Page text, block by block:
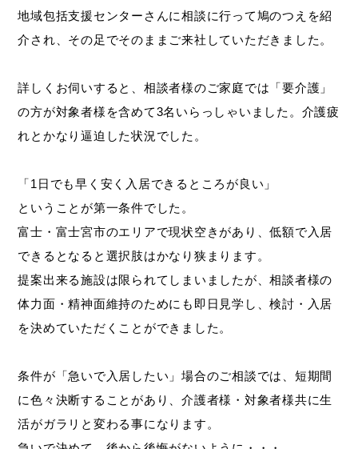
地域包括支援センターさんに相談に行って鳩のつえを紹
介され、その足でそのままご来社していただきました。
詳しくお伺いすると、相談者様のご家庭では「要介護」
の方が対象者様を含めて3名いらっしゃいました。介護疲
れとかなり逼迫した状況でした。
「1日でも早く安く入居できるところが良い」
ということが第一条件でした。
富士・富士宮市のエリアで現状空きがあり、低額で入居
できるとなると選択肢はかなり狭まります。
提案出来る施設は限られてしまいましたが、相談者様の
体力面・精神面維持のためにも即日見学し、検討・入居
を決めていただくことができました。
条件が「急いで入居したい」場合のご相談では、短期間
に色々決断することがあり、介護者様・対象者様共に生
活がガラリと変わる事になります。